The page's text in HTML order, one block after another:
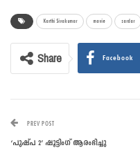
Karthi Sivakumar movie sardar
Share Facebook
PREV POST
‘പുഷ്പ 2’ ഷൂട്ടിംഗ് ആരംഭിച്ചു